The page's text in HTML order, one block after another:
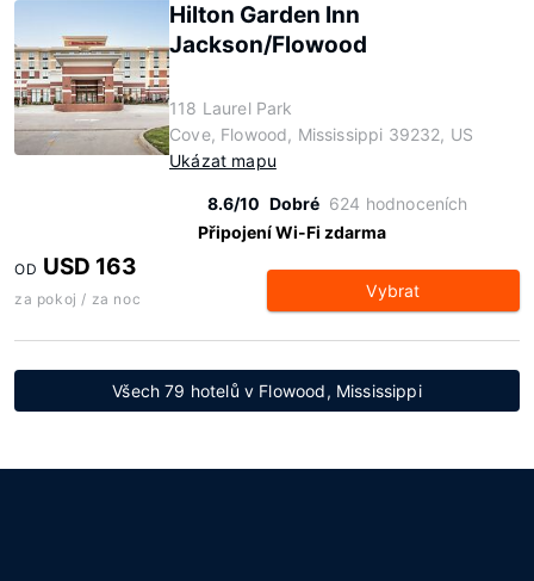
Hilton Garden Inn
Jackson/Flowood
118 Laurel Park
Cove, Flowood, Mississippi 39232, US
Ukázat mapu
8.6/10 Dobré 624 hodnoceních
Připojení Wi-Fi zdarma
OD USD 163
za pokoj / za noc Vybrat
Všech 79 hotelů v Flowood, Mississippi